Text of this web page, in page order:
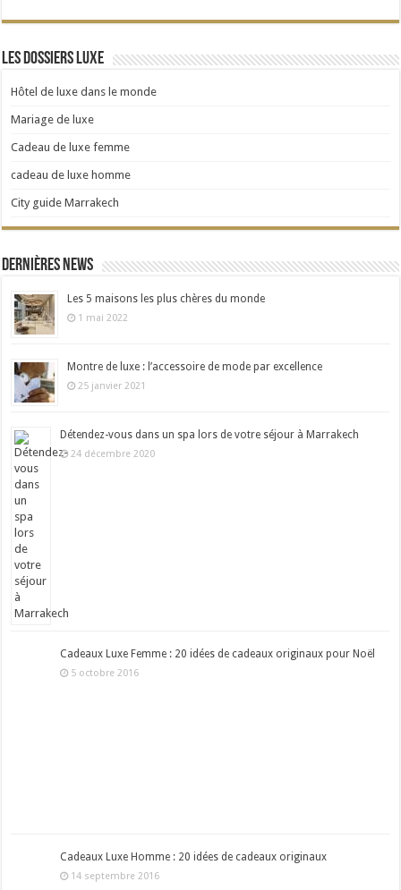
Les dossiers Luxe
Hôtel de luxe dans le monde
Mariage de luxe
Cadeau de luxe femme
cadeau de luxe homme
City guide Marrakech
Dernières news
Les 5 maisons les plus chères du monde
1 mai 2022
Montre de luxe : l’accessoire de mode par excellence
25 janvier 2021
Détendez-vous dans un spa lors de votre séjour à Marrakech
24 décembre 2020
Cadeaux Luxe Femme : 20 idées de cadeaux originaux pour Noël
5 octobre 2016
Cadeaux Luxe Homme : 20 idées de cadeaux originaux
14 septembre 2016